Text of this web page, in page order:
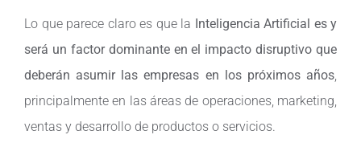
Lo que parece claro es que la Inteligencia Artificial es y
será un factor dominante en el impacto disruptivo que
deberán asumir las empresas en los próximos años
principalmente en las áreas de operaciones, marketing,
ventas y desarrollo de productos o servicios.